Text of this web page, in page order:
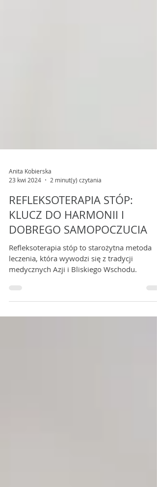
23 kwi 2024
2 minut(y) czytania
REFLEKSOTERAPIA STÓP:
KLUCZ DO HARMONII I
DOBREGO SAMOPOCZUCIA
Refleksoterapia stóp to starożytna metoda
medycznych Azji i Bliskiego Wschodu.